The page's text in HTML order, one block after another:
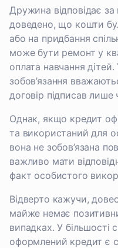
Дружина відповідає
доведено, що кошти
або на придбання
може бути ремонт у
оплата навчання
зобов’язання
договір підписав лише
Однак, якщо кредит
та використаний для
вона не зобов’язана
важливо мати
факт особистого
Відверто кажучи,
майже немає
випадках. У більшості
оформлений кредит є